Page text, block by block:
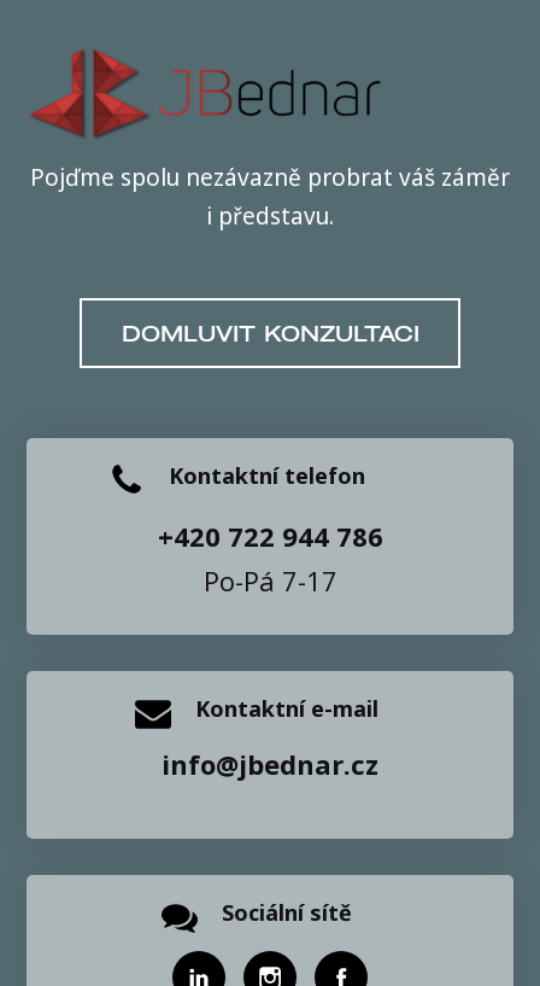
Pojďme spolu nezávazně probrat váš záměr
i představu.
DOMLUVIT KONZULTACI
Kontaktní telefon
+420 722 944 786
Po-Pá 7-17
Kontaktní e-mail
info@jbednar.cz
Sociální sítě